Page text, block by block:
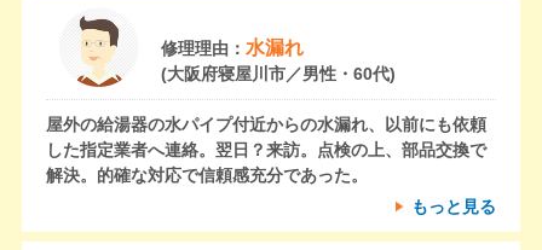
修理理由： 水漏れ
(大阪府寝屋川市／男性・60代)
屋外の給湯器の水パイプ付近からの水漏れ、以前にも依頼
した指定業者へ連絡。翌日？来訪。点検の上、部品交換で
解決。的確な対応で信頼感充分であった。
もっと見る